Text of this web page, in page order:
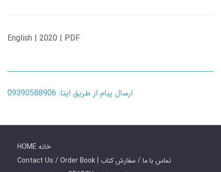
English | 2020 | PDF
ارسال پیام از طریق ایتا: 09390588906
HOME خانه
Contact Us / Order Book | تماس با ما / سفارش کتاب